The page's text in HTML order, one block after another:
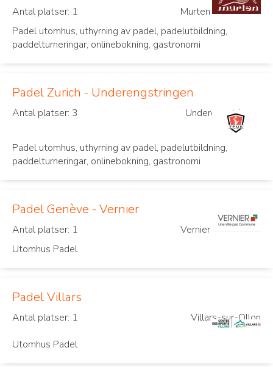
Antal platser: 1
Murten
Padel utomhus, uthyrning av padel, padelutbildning,
paddelturneringar, onlinebokning, gastronomi
Padel Zurich - Underengstringen
Antal platser: 3 Underengstringen
Padel utomhus, uthyrning av padel, padelutbildning,
paddelturneringar, onlinebokning, gastronomi
Padel Genève - Vernier
Antal platser: 1
Vernier
Utomhus Padel
Padel Villars
Antal platser: 1
Villars-sur-Ollon
Utomhus Padel